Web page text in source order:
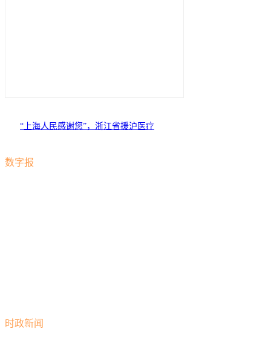
“上海人民感谢您”，浙江省援沪医疗
数字报
时政新闻